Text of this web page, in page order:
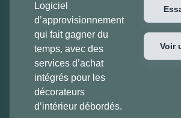
Logiciel
d’approvisionnement
qui fait gagner du
temps, avec des
services d’achat
intégrés pour les
décorateurs
d’intérieur débordés.
Voir